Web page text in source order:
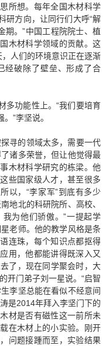
所想。每年全国木材科学
研方向，让同行们大呼“解
期。”中国工程院院士、植
木材科学领域的贡献。这
人们的环境意识正在逐渐
经破除了壁垒、形成了合
多功能性上。“我们要培育
”李坚说。
寻的领域太多，需要一代
诸多荣誉，但让他觉得最
木材科学研究的栋梁。他
些国家级人才，甚至很多
以，“李家军”到底有多少
地北的科研院所、高校、
为他们骄傲。”一提起学
老师。他的教学风格是条
连珠，每个知识点都抠得
用，他都能讲得既深入又
了，现在同学聚会时，大
开门弟子刘一星说。“启智
李坚总能在看似不经意间
是2014年拜入李坚门下的
材是否有磁性这一前所未
在木材上的小实验。刚开
问题接踵而至，实验结果